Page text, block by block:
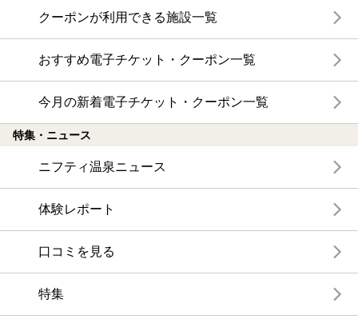
クーポンが利用できる施設一覧
おすすめ電子チケット・クーポン一覧
今月の新着電子チケット・クーポン一覧
特集・ニュース
ニフティ温泉ニュース
体験レポート
口コミを見る
特集